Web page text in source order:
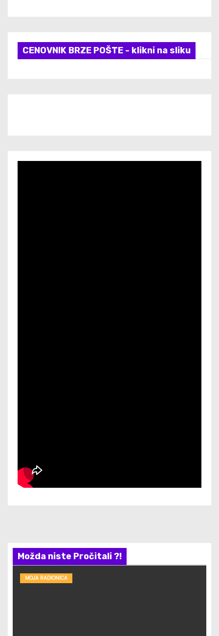
CENOVNIK BRZE POŠTE - klikni na sliku
Možda niste Pročitali ?!
MOJA RADIONICA